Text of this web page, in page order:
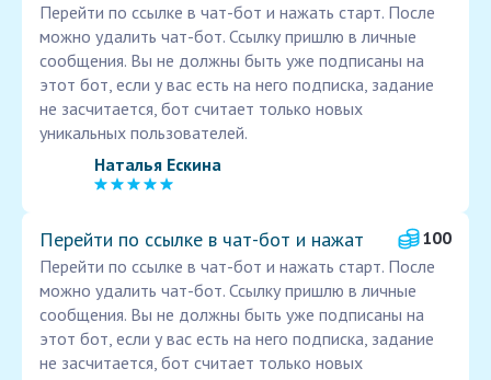
Перейти по ссылке в чат-бот и нажать старт. После
можно удалить чат-бот. Ссылку пришлю в личные
сообщения. Вы не должны быть уже подписаны на
этот бот, если у вас есть на него подписка, задание
не засчитается, бот считает только новых
уникальных пользователей.
Наталья Ескина
Перейти по ссылке в чат-бот и нажат
100
Перейти по ссылке в чат-бот и нажать старт. После
можно удалить чат-бот. Ссылку пришлю в личные
сообщения. Вы не должны быть уже подписаны на
этот бот, если у вас есть на него подписка, задание
не засчитается, бот считает только новых